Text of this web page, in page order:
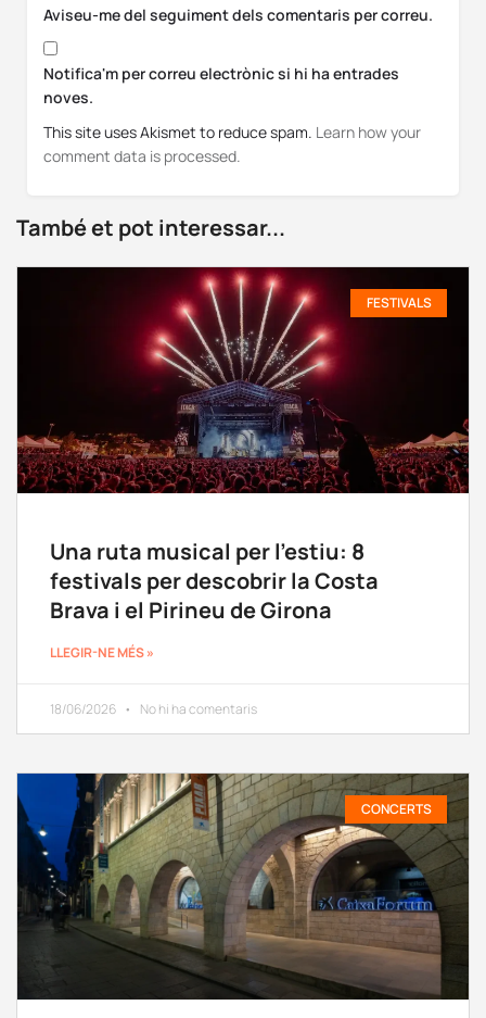
Aviseu-me del seguiment dels comentaris per correu.
Notifica'm per correu electrònic si hi ha entrades
noves.
This site uses Akismet to reduce spam. Learn how your
comment data is processed.
També et pot interessar...
FESTIVALS
Una ruta musical per l’estiu: 8
festivals per descobrir la Costa
Brava i el Pirineu de Girona
LLEGIR-NE MÉS »
18/06/2026 No hi ha comentaris
CONCERTS